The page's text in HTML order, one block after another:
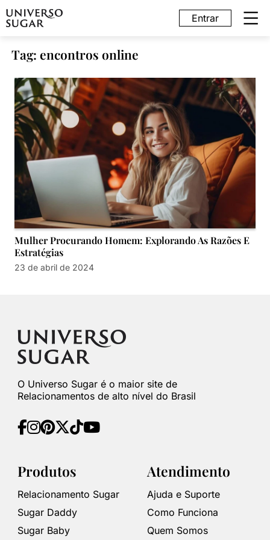
Entrar
Tag: encontros online
Mulher Procurando Homem: Explorando As Razões E
Estratégias
23 de abril de 2024
O Universo Sugar é o maior site de
Relacionamentos de alto nível do Brasil
Produtos
Relacionamento Sugar
Sugar Daddy
Sugar Baby
Atendimento
Ajuda e Suporte
Como Funciona
Quem Somos